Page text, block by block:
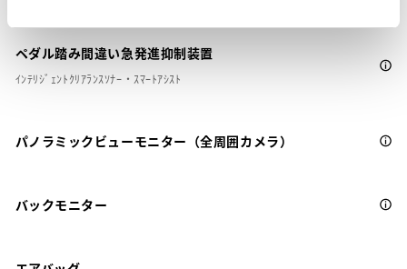
ペダル踏み間違い急発進抑制装置
ｲﾝﾃﾘｼﾞｪﾝﾄｸﾘｱﾗﾝｽｿﾅｰ・ｽﾏｰﾄｱｼｽﾄ
パノラミックビューモニター（全周囲カメラ）
バックモニター